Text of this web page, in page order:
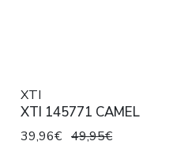
XTI
XTI 145771 CAMEL
39,96€ 49,95€